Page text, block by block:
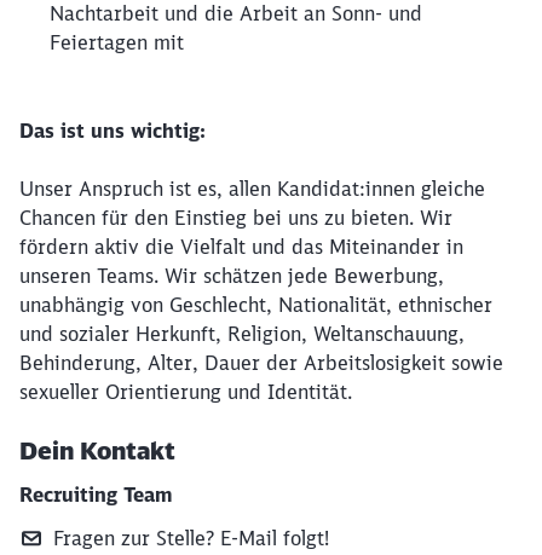
Nachtarbeit und die Arbeit an Sonn- und
Feiertagen mit
Das ist uns wichtig:
Unser Anspruch ist es, allen Kandidat:innen gleiche
Chancen für den Einstieg bei uns zu bieten. Wir
fördern aktiv die Vielfalt und das Miteinander in
unseren Teams. Wir schätzen jede Bewerbung,
unabhängig von Geschlecht, Nationalität, ethnischer
und sozialer Herkunft, Religion, Weltanschauung,
Behinderung, Alter, Dauer der Arbeitslosigkeit sowie
sexueller Orientierung und Identität.
Dein Kontakt
Recruiting Team
Fragen zur Stelle? E‑Mail folgt!